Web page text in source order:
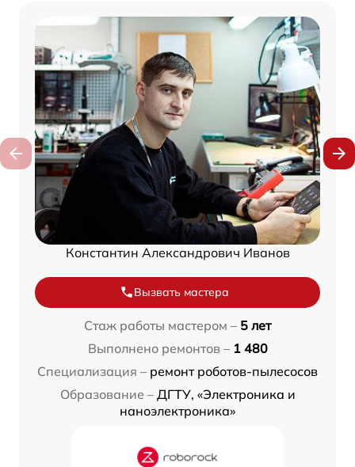
Константин Александрович Иванов
Вызвать мастера
Стаж работы мастером – 5 лет
Выполнено ремонтов – 1 480
Специализация – ремонт роботов-пылесосов
Образование – ДГТУ, «Электроника и
наноэлектроника»